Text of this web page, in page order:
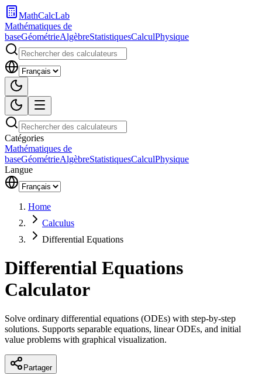
MathCalcLab
Mathématiques de
baseGéométrieAlgèbreStatistiquesCalculPhysique
Catégories
Mathématiques de
baseGéométrieAlgèbreStatistiquesCalculPhysique
Langue
Home
Calculus
Differential Equations
Differential Equations
Calculator
Solve ordinary differential equations (ODEs) with step-by-step
solutions. Supports separable equations, linear ODEs, and initial
value problems with graphical visualization.
Partager